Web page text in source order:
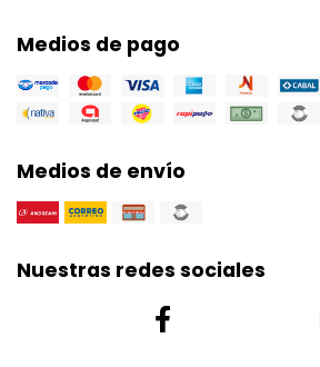
Medios de pago
Medios de envío
Nuestras redes sociales